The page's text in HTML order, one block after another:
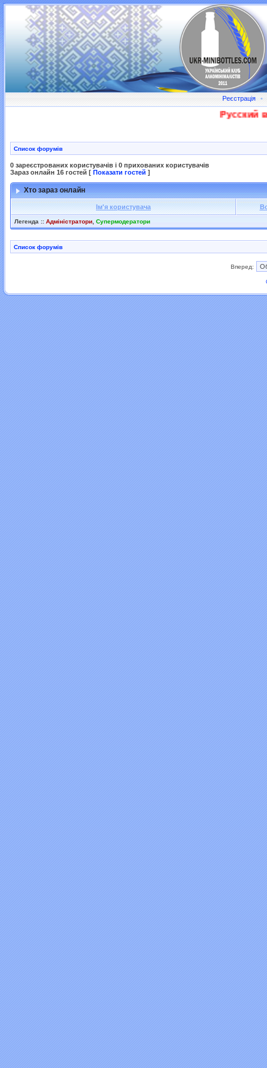
Реєстрація •
Русский
Список форумів
0 зареєстрованих користувачів і 0 прихованих користувачів
Зараз онлайн 16 гостей [ Показати гостей ]
Хто зараз онлайн
Ім'я користувача
Легенда :: Адміністратори Супермодератори
Список форумів
Вперед: